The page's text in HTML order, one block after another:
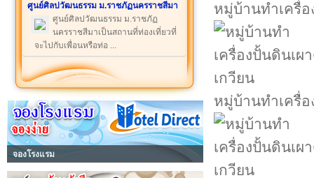
ศูนย์ศิลปวัฒนธรรม ม.ราชภัฏนครราชสีมา
ศูนย์ศิลปวัฒนธรรม ม.ราชภัฏ
นครราชสีมาเป็นสถานที่ท่องเที่ยวที่
จะไปกับเพื่อนหรือท่อ ...
จองโรงแรม
หมู่บ้านทำเครื่อ
หมู่บ้านทำเครื่อ